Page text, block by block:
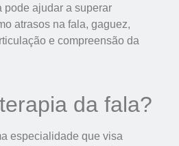
pode ajudar a superar
atrasos na fala, gaguez,
e compreensão da
da fala?
especialidade que visa